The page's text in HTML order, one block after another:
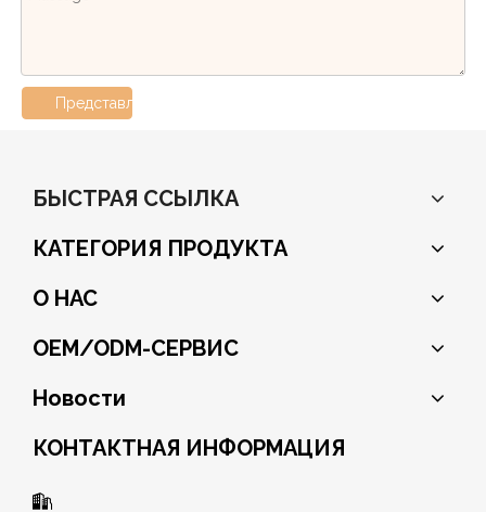
Представлять на рассмотрение
БЫСТРАЯ ССЫЛКА
КАТЕГОРИЯ ПРОДУКТА
О НАС
OEM/ODM-СЕРВИС
Новости
КОНТАКТНАЯ ИНФОРМАЦИЯ
